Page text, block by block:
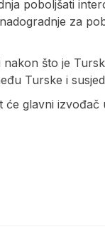
poboljšati
za
što je
Turske i
glavni izvođač